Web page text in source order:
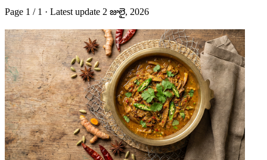
Page 1 / 1 · Latest update 2 జులై, 2026